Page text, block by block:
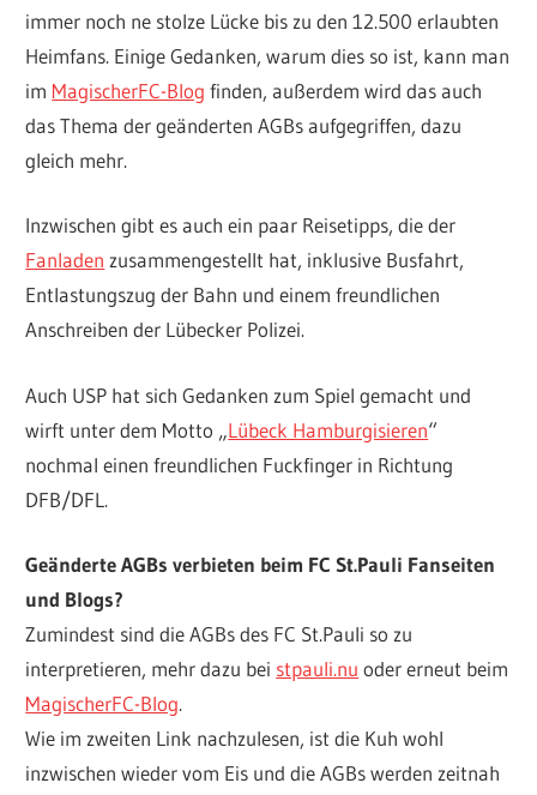
immer noch ne stolze Lücke bis zu den 12.500 erlaubten
Heimfans. Einige Gedanken, warum dies so ist, kann man
im MagischerFC-Blog finden, außerdem wird das auch
das Thema der geänderten AGBs aufgegriffen, dazu
gleich mehr.
Inzwischen gibt es auch ein paar Reisetipps, die der
Fanladen zusammengestellt hat, inklusive Busfahrt,
Entlastungszug der Bahn und einem freundlichen
Anschreiben der Lübecker Polizei.
Auch USP hat sich Gedanken zum Spiel gemacht und
wirft unter dem Motto „Lübeck Hamburgisieren“
nochmal einen freundlichen Fuckfinger in Richtung
DFB/DFL.
Geänderte AGBs verbieten beim FC St.Pauli Fanseiten
und Blogs?
Zumindest sind die AGBs des FC St.Pauli so zu
interpretieren, mehr dazu bei stpauli.nu oder erneut beim
MagischerFC-Blog.
Wie im zweiten Link nachzulesen, ist die Kuh wohl
inzwischen wieder vom Eis und die AGBs werden zeitnah